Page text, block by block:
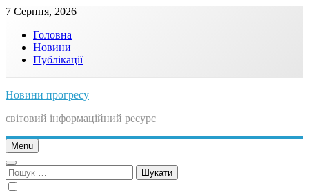
Skip
content
7 Серпня, 2026
Головна
Новини
Публікації
Новини прогресу
світовий інформаційний ресурс
Menu
Пошук: